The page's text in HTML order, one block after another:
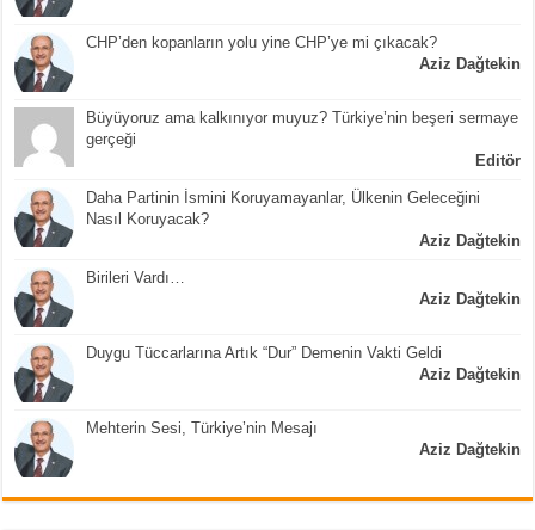
CHP’den kopanların yolu yine CHP’ye mi çıkacak?
Aziz Dağtekin
Büyüyoruz ama kalkınıyor muyuz? Türkiye’nin beşeri sermaye
gerçeği
Editör
Daha Partinin İsmini Koruyamayanlar, Ülkenin Geleceğini
Nasıl Koruyacak?
Aziz Dağtekin
Birileri Vardı…
Aziz Dağtekin
Duygu Tüccarlarına Artık “Dur” Demenin Vakti Geldi
Aziz Dağtekin
Mehterin Sesi, Türkiye’nin Mesajı
Aziz Dağtekin